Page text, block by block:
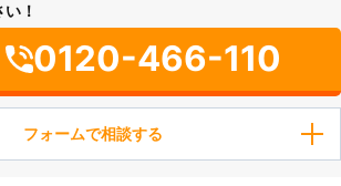
！
0120-466-110
フォームで相談する